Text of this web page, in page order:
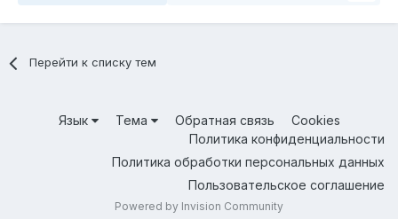
Перейти к списку тем
Язык Тема Обратная связь
Cookies
Политика конфиденциальности
Политика обработки персональных данных
Пользовательское соглашение
Powered by Invision Community